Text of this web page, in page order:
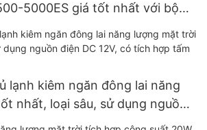
5000ES giá tốt nhất với bộ
lithium.
lạnh kiêm ngăn đông lai năng
nhất, loại sâu, sử dụng nguồn
tích hợp tấm pin mặt trời.